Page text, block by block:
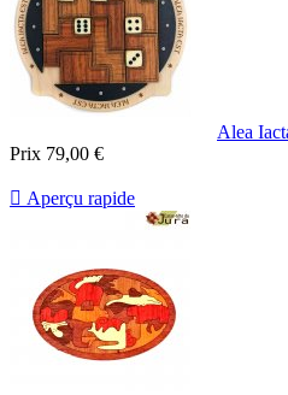
Alea
Prix 79,00 €
 Aperçu rapide